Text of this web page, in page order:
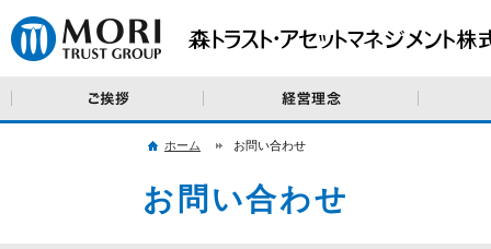
ホーム お問い合わせ
お問い合わせ